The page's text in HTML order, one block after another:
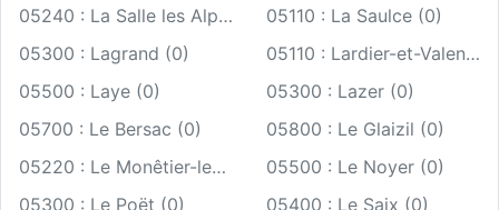
05240 : La Salle les Alpes (0)
05110 : La Saulce (0)
05300 : Lagrand (0)
05110 : Lardier-et-Valença (0)
05500 : Laye (0)
05300 : Lazer (0)
05700 : Le Bersac (0)
05800 : Le Glaizil (0)
05220 : Le Monêtier-les-Bains (0)
05500 : Le Noyer (0)
05300 : Le Poët (0)
05400 : Le Saix (0)